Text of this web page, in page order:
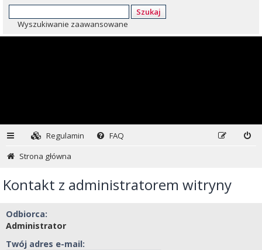
Szukaj
Wyszukiwanie zaawansowane
Regulamin
FAQ
Strona główna
Kontakt z administratorem witryny
Odbiorca:
Administrator
Twój adres e-mail: